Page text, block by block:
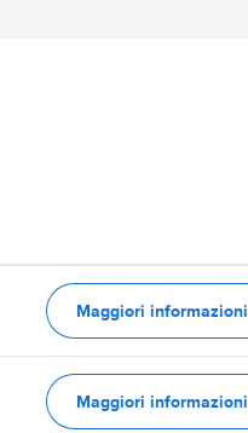
Maggiori informazioni
Maggiori informazioni